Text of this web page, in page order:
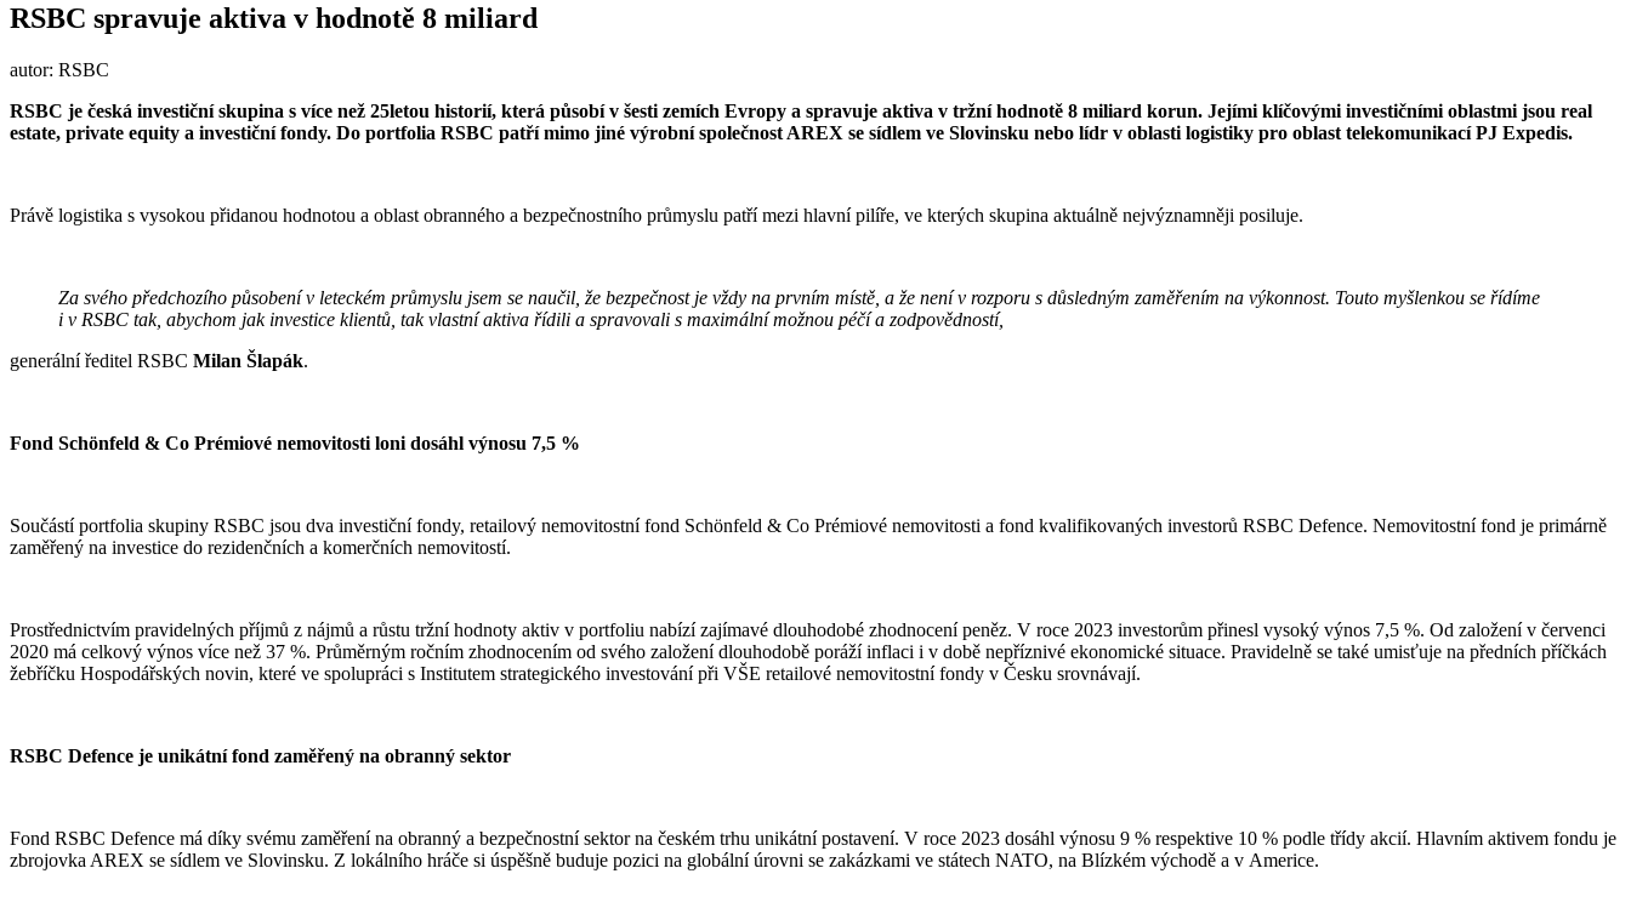
RSBC spravuje aktiva v hodnotě 8 miliard
autor: RSBC
RSBC je česká investiční skupina s více než 25letou historií, která působí v šesti zemích Evropy a spravuje aktiva v tržní hodnotě 8 miliard korun. Jejími klíčovými investičními oblastmi jsou real
estate, private equity a investiční fondy. Do portfolia RSBC patří mimo jiné výrobní společnost AREX se sídlem ve Slovinsku nebo lídr v oblasti logistiky pro oblast telekomunikací PJ Expedis.
Právě logistika s vysokou přidanou hodnotou a oblast obranného a bezpečnostního průmyslu patří mezi hlavní pilíře, ve kterých skupina aktuálně nejvýznamněji posiluje.
Za svého předchozího působení v leteckém průmyslu jsem se naučil, že bezpečnost je vždy na prvním místě, a že není v rozporu s důsledným zaměřením na výkonnost. Touto myšlenkou se řídíme
i v RSBC tak, abychom jak investice klientů, tak vlastní aktiva řídili a spravovali s maximální možnou péčí a zodpovědností,
generální ředitel RSBC Milan Šlapák.
Fond Schönfeld & Co Prémiové nemovitosti loni dosáhl výnosu 7,5 %
Součástí portfolia skupiny RSBC jsou dva investiční fondy, retailový nemovitostní fond Schönfeld & Co Prémiové nemovitosti a fond kvalifikovaných investorů RSBC Defence. Nemovitostní fond je primárně
zaměřený na investice do rezidenčních a komerčních nemovitostí.
Prostřednictvím pravidelných příjmů z nájmů a růstu tržní hodnoty aktiv v portfoliu nabízí zajímavé dlouhodobé zhodnocení peněz. V roce 2023 investorům přinesl vysoký výnos 7,5 %. Od založení v červenci
2020 má celkový výnos více než 37 %. Průměrným ročním zhodnocením od svého založení dlouhodobě poráží inflaci i v době nepříznivé ekonomické situace. Pravidelně se také umisťuje na předních příčkách
žebříčku Hospodářských novin, které ve spolupráci s Institutem strategického investování při VŠE retailové nemovitostní fondy v Česku srovnávají.
RSBC Defence je unikátní fond zaměřený na obranný sektor
Fond RSBC Defence má díky svému zaměření na obranný a bezpečnostní sektor na českém trhu unikátní postavení. V roce 2023 dosáhl výnosu 9 % respektive 10 % podle třídy akcií. Hlavním aktivem fondu je
zbrojovka AREX se sídlem ve Slovinsku. Z lokálního hráče si úspěšně buduje pozici na globální úrovni se zakázkami ve státech NATO, na Blízkém východě a v Americe.